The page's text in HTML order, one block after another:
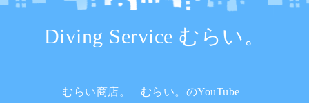
Diving Service むらい。
むらい商店。 むらい。のYouTube